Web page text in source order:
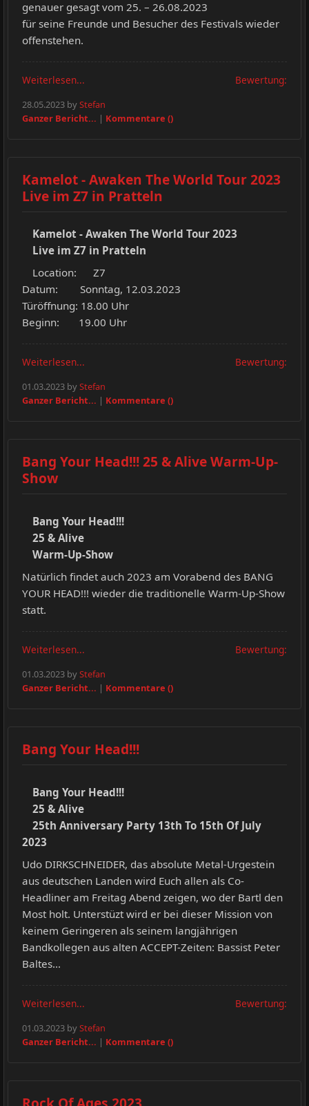
genauer gesagt vom 25. – 26.08.2023
für seine Freunde und Besucher des Festivals wieder
offenstehen.
Weiterlesen... Bewertung:
28.05.2023 byStefan
Ganzer Bericht... | Kommentare ()
Kamelot - Awaken The World Tour 2023
Live im Z7 in Pratteln
Kamelot - Awaken The World Tour 2023
Live im Z7 in Pratteln
Location: Z7
Datum: Sonntag, 12.03.2023
Türöffnung: 18.00 Uhr
Beginn: 19.00 Uhr
Weiterlesen... Bewertung:
01.03.2023 byStefan
Ganzer Bericht... | Kommentare ()
Bang Your Head!!! 25 & Alive Warm-Up-
Show
Bang Your Head!!!
25 & Alive
Warm-Up-Show
Natürlich findet auch 2023 am Vorabend des BANG
YOUR HEAD!!! wieder die traditionelle Warm-Up-Show
statt.
Weiterlesen... Bewertung:
01.03.2023 byStefan
Ganzer Bericht... | Kommentare ()
Bang Your Head!!!
Bang Your Head!!!
25 & Alive
25th Anniversary Party 13th To 15th Of July
2023
Udo DIRKSCHNEIDER, das absolute Metal-Urgestein
aus deutschen Landen wird Euch allen als Co-
Headliner am Freitag Abend zeigen, wo der Bartl den
Most holt. Unterstüzt wird er bei dieser Mission von
keinem Geringeren als seinem langjährigen
Bandkollegen aus alten ACCEPT-Zeiten: Bassist Peter
Baltes...
Weiterlesen... Bewertung:
01.03.2023 byStefan
Ganzer Bericht... | Kommentare ()